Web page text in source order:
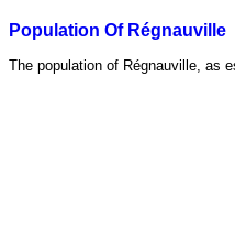
Population Of Régnauville
The population of Régnauville, as